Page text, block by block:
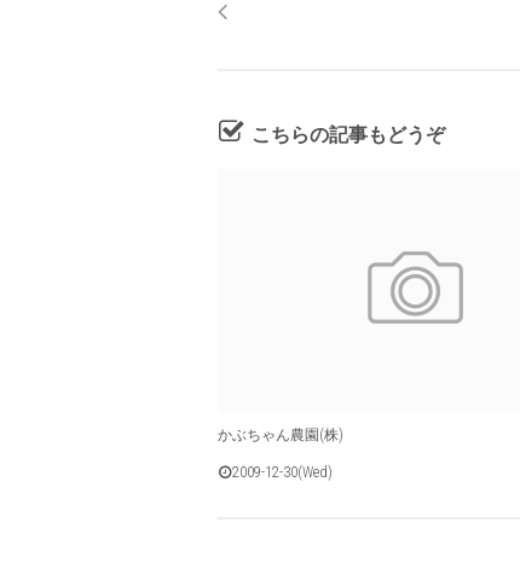
こちらの記事もどうぞ
かぶちゃん農園(株)
2009-12-30(Wed)